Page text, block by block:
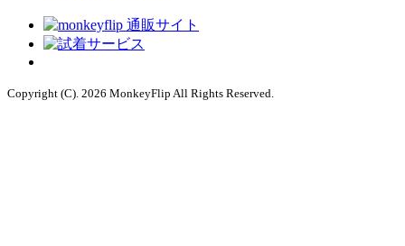
Copyright (C). 2026 MonkeyFlip All Rights Reserved.